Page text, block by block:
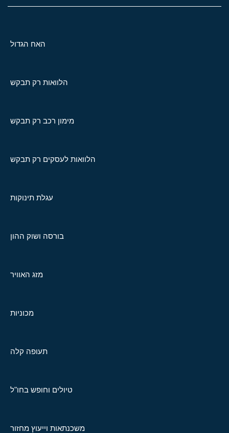
האח הגדול
הלוואות רק תבקש
מימון רכב רק תבקש
הלוואות לעסקים רק תבקש
עגלת תינוקות
בורסה ושוק ההון
מזג האוויר
מכוניות
תעופה קלה
טיולים וחופש בחו"ל
משכנתאות וייעוץ מחזור